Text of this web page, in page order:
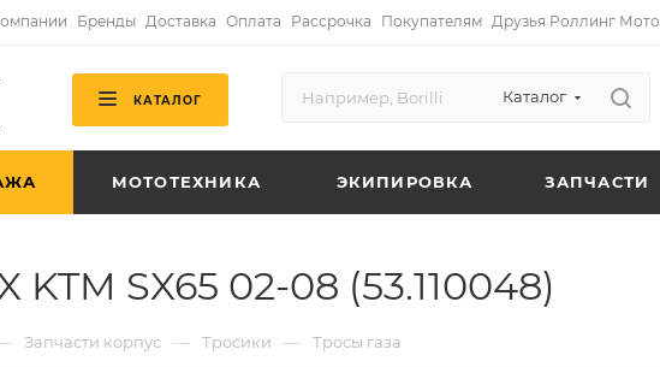
Бренды Доставка Оплата Рассрочка Покупателям Друзья Роллинг Мото
КАТАЛОГ Каталог
МОТОТЕХНИКА ЭКИПИРОВКА ЗАПЧАСТИ
KTM SX65 02-08 (53.110048)
Запчасти корпус — Тросики — Тросы газа